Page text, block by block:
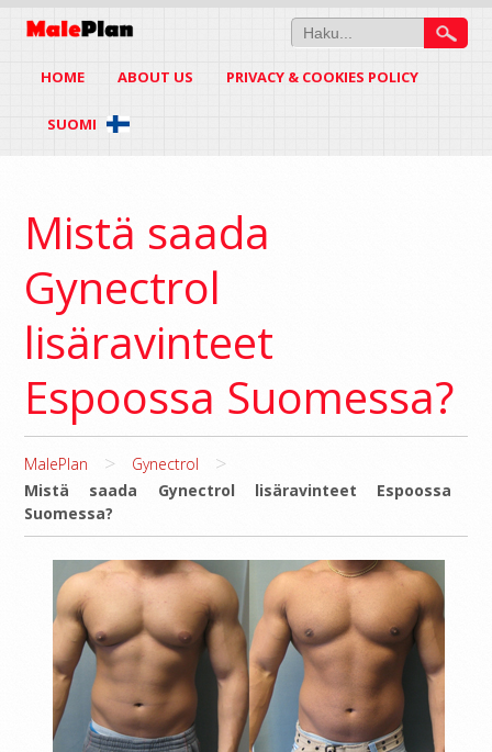
HOME ABOUT US PRIVACY & COOKIES POLICY
SUOMI
Mistä saada
Gynectrol
lisäravinteet
Espoossa Suomessa?
MalePlan > Gynectrol >
Mistä saada Gynectrol lisäravinteet Espoossa
Suomessa?